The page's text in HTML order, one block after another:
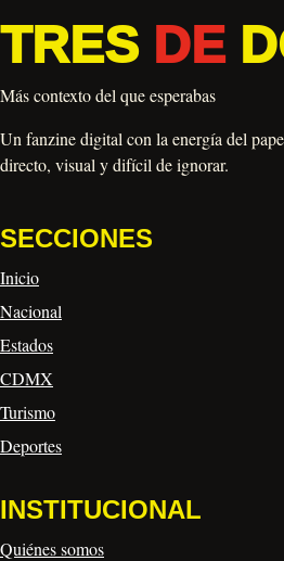
TRES DE
Más contexto del que esperabas
Un fanzine digital con la energía del
directo, visual y difícil de ignorar.
SECCIONES
Inicio
Nacional
Estados
CDMX
Turismo
Deportes
INSTITUCIONAL
Quiénes somos